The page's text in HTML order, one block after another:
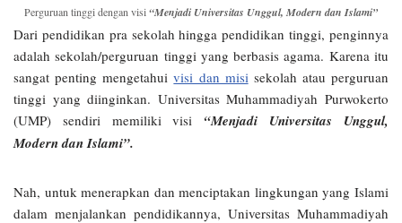
Perguruan tinggi dengan visi“Menjadi Universitas Unggul, Modern dan Islami”
Dari pendidikan pra sekolah hingga pendidikan tinggi, penginnya
adalah sekolah/perguruan tinggi yang berbasis agama. Karena itu
sangat penting mengetahuivisi dan misisekolah atau perguruan
tinggi yang diinginkan. Universitas Muhammadiyah Purwokerto
(UMP) sendiri memiliki visi“Menjadi Universitas Unggul,
Modern dan Islami”.
Nah, untuk menerapkan dan menciptakan lingkungan yang Islami
dalam menjalankan pendidikannya, Universitas Muhammadiyah